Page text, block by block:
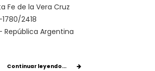
Fe de la Vera Cruz
2418
República Argentina
Continuar leyendo...